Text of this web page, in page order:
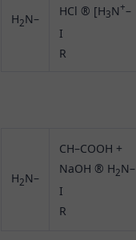
H2N–
HCl ® [H3N+–
I
R
H2N–
CH–COOH +
NaOH ® H2N–
I
R